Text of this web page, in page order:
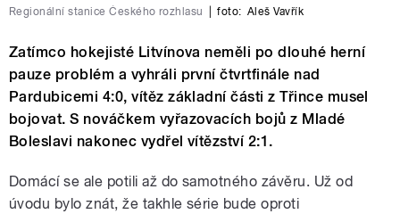
Regionální stanice Českého rozhlasu foto: Aleš Vavřík
Zatímco hokejisté Litvínova neměli po dlouhé herní
pauze problém a vyhráli první čtvrtfinále nad
Pardubicemi 4:0, vítěz základní části z Třince musel
bojovat. S nováčkem vyřazovacích bojů z Mladé
Boleslavi nakonec vydřel vítězství 2:1.
Domácí se ale potili až do samotného závěru. Už od
úvodu bylo znát, že takhle série bude oproti